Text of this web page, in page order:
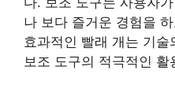
나 보다 즐거운 경험을
효과적인 빨래 개는 기
보조 도구의 적극적인 활